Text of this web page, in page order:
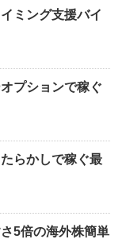
ミング支援バイ
プションで稼ぐ
らかしで稼ぐ最
5倍の海外株簡単